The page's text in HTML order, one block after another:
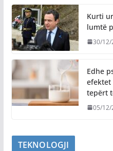
Kurti
lumtë
30/12/
Edhe
efektet
tepërt
05/12/
TEKNOLOGJI